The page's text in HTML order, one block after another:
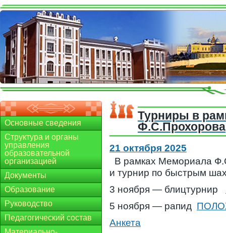
Основные сведения
Структура и органы
управления
образовательной
организацией
Документы
Образование
Руководство
Педагогический состав
Турниры в
Ф.С.Прохорова
21 октября 2025
В рамках Мемориала
и турнир по быстрым
3 ноября — блицтурнир
5 ноября — рапид
Анкета